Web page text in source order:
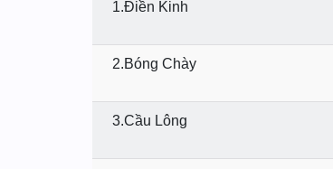
1.Điền Kinh
2.Bóng Chày
3.Cầu Lông